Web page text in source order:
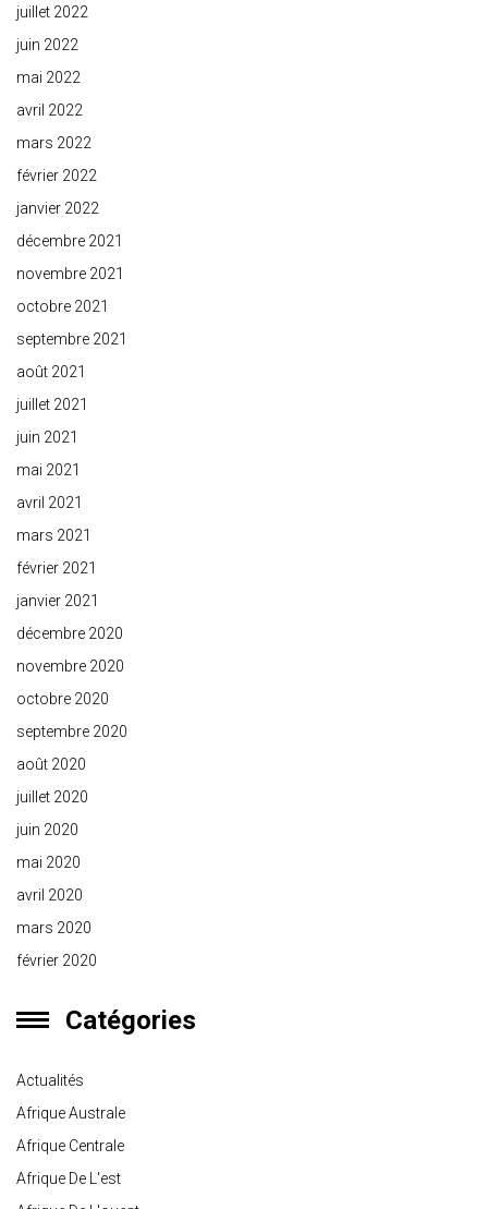
juillet 2022
juin 2022
mai 2022
avril 2022
mars 2022
février 2022
janvier 2022
décembre 2021
novembre 2021
octobre 2021
septembre 2021
août 2021
juillet 2021
juin 2021
mai 2021
avril 2021
mars 2021
février 2021
janvier 2021
décembre 2020
novembre 2020
octobre 2020
septembre 2020
août 2020
juillet 2020
juin 2020
mai 2020
avril 2020
mars 2020
février 2020
Catégories
Actualités
Afrique Australe
Afrique Centrale
Afrique De L'est